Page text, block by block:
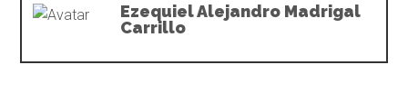
Ezequiel Alejandro Madrigal
Carrillo